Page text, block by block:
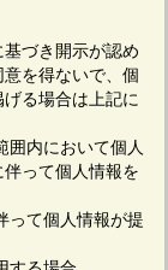
づき開示が認め
を得ないで、個
る場合は上記に
囲内において個人
って個人情報を
って個人情報が提